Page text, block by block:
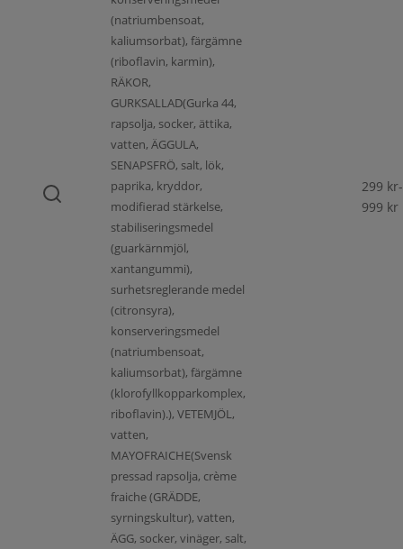
(natriumbensoat,
kaliumsorbat), färgämne
(riboflavin, karmin),
RÄKOR,
GURKSALLAD(Gurka 44,
rapsolja, socker, ättika,
vatten, ÄGGULA,
SENAPSFRÖ, salt, lök,
paprika, kryddor,
modifierad stärkelse,
stabiliseringsmedel
(guarkärnmjöl,
xantangummi),
surhetsreglerande medel
(citronsyra),
konserveringsmedel
(natriumbensoat,
kaliumsorbat), färgämne
(klorofyllkopparkomplex,
riboflavin).), VETEMJÖL,
vatten,
MAYOFRAICHE(Svensk
pressad rapsolja, crème
fraiche (GRÄDDE,
syrningskultur), vatten,
ÄGG, socker, vinäger, salt,
299 kr-
999 kr